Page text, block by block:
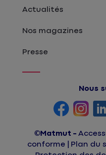
Actualités
Nos magazines
Presse
Nous
©Matmut
conforme
Plan du